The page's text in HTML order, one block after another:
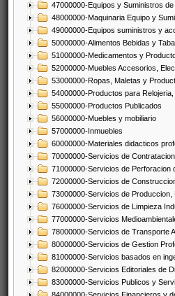
47000000-Equipos y Suministros de
48000000-Maquinaria Equipo y
49000000-Equipos suministros y
50000000-Alimentos Bebidas y
51000000-Medicamentos y
52000000-Muebles Accesorios,
53000000-Ropas, Maletas y
54000000-Productos para
55000000-Productos Publicados
56000000-Muebles y mobiliario
57000000-Inmuebles
60000000-Materiales didacticos
70000000-Servicios de
71000000-Servicios de Perforacion
72000000-Servicios de
73000000-Servicios de
76000000-Servicios de Limpieza
77000000-Servicios
78000000-Servicios de Transporte
80000000-Servicios de Gestion
81000000-Servicios basados en
82000000-Servicios Editoriales de
83000000-Servicios Publicos y